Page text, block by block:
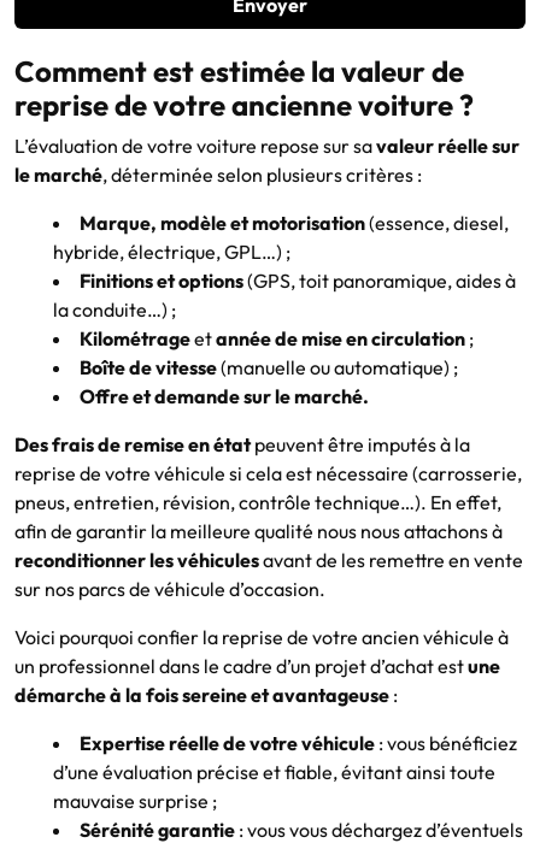
Comment est estimée la valeur de
reprise de votre ancienne voiture ?
L’évaluation de votre voiture repose sur savaleur réelle sur
le marché, déterminée selon plusieurs critères :
Marque, modèle et motorisation(essence, diesel,
hybride, électrique, GPL…) ;
Finitions et options(GPS, toit panoramique, aides à
la conduite…) ;
Kilométrageetannée de mise en circulation ;
Boîte de vitesse(manuelle ou automatique) ;
Offre et demande sur le marché.
Des frais de remise en étatpeuvent être imputés à la
reprise de votre véhicule si cela est nécessaire (carrosserie,
pneus, entretien, révision, contrôle technique…). En effet,
afin de garantir la meilleure qualité nous nous attachons à
reconditionner les véhiculesavant de les remettre en vente
sur nos parcs de véhicule d’occasion.
Voici pourquoi confier la reprise de votre ancien véhicule à
un professionnel dans le cadre d’un projet d’achat estune
démarche à la fois sereine et avantageuse :
Expertise réelle de votre véhicule : vous bénéficiez
d’une évaluation précise et fiable, évitant ainsi toute
mauvaise surprise ;
Sérénité garantie : vous vous déchargez d’éventuels